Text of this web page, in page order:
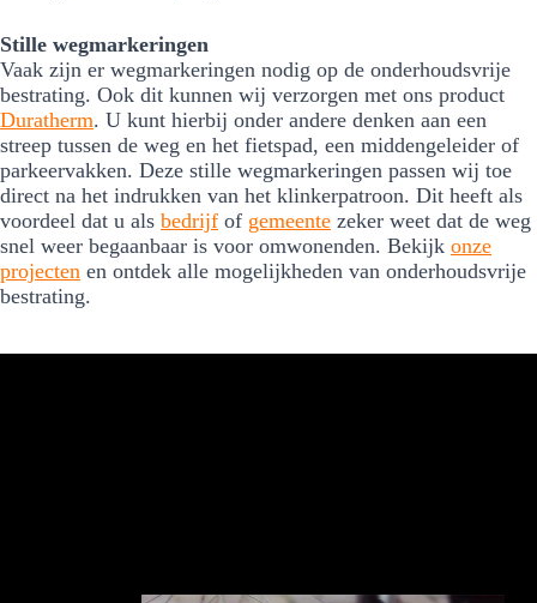
Stille wegmarkeringen
Vaak zijn er wegmarkeringen nodig op de onderhoudsvrije
bestrating. Ook dit kunnen wij verzorgen met ons product
Duratherm. U kunt hierbij onder andere denken aan een
streep tussen de weg en het fietspad, een middengeleider of
parkeervakken. Deze stille wegmarkeringen passen wij toe
direct na het indrukken van het klinkerpatroon. Dit heeft als
voordeel dat u als bedrijf of gemeente zeker weet dat de weg
snel weer begaanbaar is voor omwonenden. Bekijk onze
projecten en ontdek alle mogelijkheden van onderhoudsvrije
bestrating.